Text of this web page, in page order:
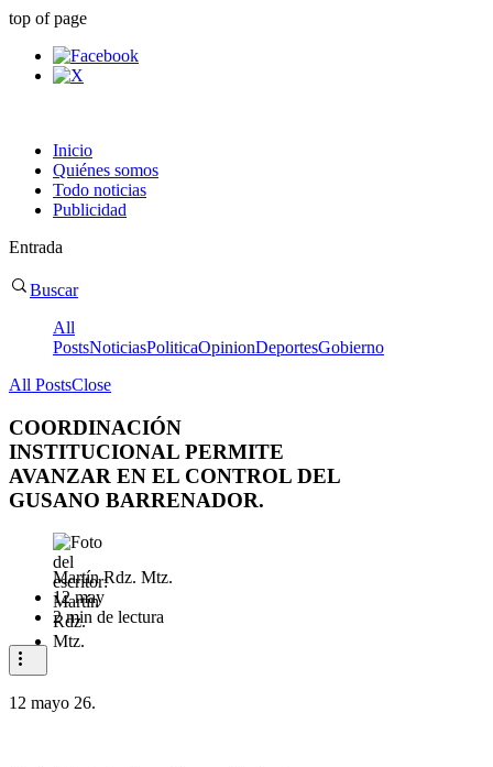
top of page
Inicio
Quiénes somos
Todo noticias
Publicidad
Entrada
Buscar
All
PostsNoticiasPoliticaOpinionDeportesGobierno
All PostsClose
COORDINACIÓN
INSTITUCIONAL PERMITE
AVANZAR EN EL CONTROL DEL
GUSANO BARRENADOR.
Martín Rdz. Mtz.
12 may
2 min de lectura
12 mayo 26.